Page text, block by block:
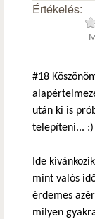
Értékelés:
#18
után ki is
telepíteni... :)
Ide
mint valós
érdemes
milyen